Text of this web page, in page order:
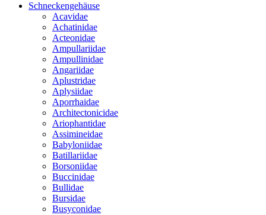
Schneckengehäuse
Acavidae
Achatinidae
Acteonidae
Ampullariidae
Ampullinidae
Angariidae
Aplustridae
Aplysiidae
Aporrhaidae
Architectonicidae
Ariophantidae
Assimineidae
Babyloniidae
Batillariidae
Borsoniidae
Buccinidae
Bullidae
Bursidae
Busyconidae